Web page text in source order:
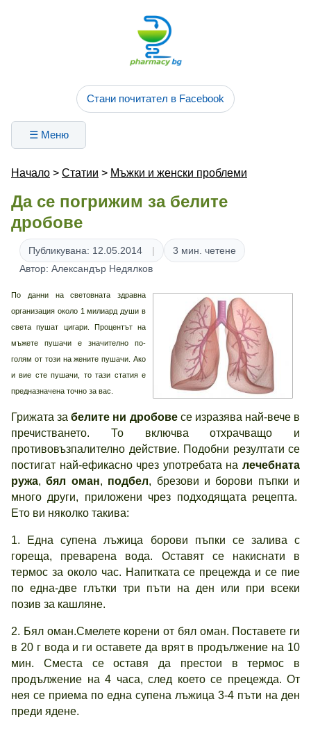
Стани почитател в Facebook
☰ Меню
Начало > Статии > Мъжки и женски проблеми
Да се погрижим за белите
дробове
Публикувана: 12.05.2014
3 мин. четене
Автор: Александър Недялков
По данни на световната здравна
организация около 1 милиард души в
света пушат цигари. Процентът на
мъжете пушачи е значително по-
голям от този на жените пушачи. Ако
и вие сте пушачи, то тази статия е
предназначена точно за вас.
Грижата забелите ни дробовесе изразява най-вече в
пречистването. То включва отхрачващо и
противовъзпалително действие. Подобни резултати се
постигат най-ефикасно чрез употребата на лечебната
ружа,бял оман, подбел, брезови и борови пъпки и
много други, приложени чрез подходящата рецепта.
Ето ви няколко такива:
1. Една супена лъжица борови пъпки се залива с
гореща, преварена вода. Оставят се накиснати в
термос за около час. Напитката се прецежда и се пие
по една-две глътки три пъти на ден или при всеки
позив за кашляне.
2. Бял оман.Смелете корени от бял оман. Поставете ги
в 20 г вода и ги оставете да врят в продължение на 10
мин. Сместа се оставя да престои в термос в
продължение на 4 часа, след което се прецежда. От
нея се приема по една супена лъжица 3-4 пъти на ден
преди ядене.